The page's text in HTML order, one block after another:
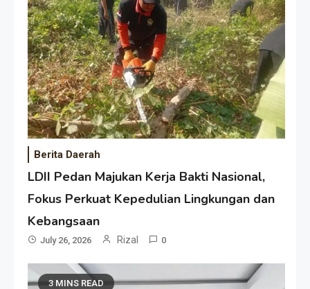
Berita Daerah
LDII Pedan Majukan Kerja Bakti Nasional,
Fokus Perkuat Kepedulian Lingkungan dan
Kebangsaan
July 26, 2026 Rizal 0
3 MINS READ